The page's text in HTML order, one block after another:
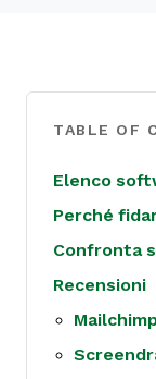
TABLE OF
Elenco
Perché
Confronta
Recensioni